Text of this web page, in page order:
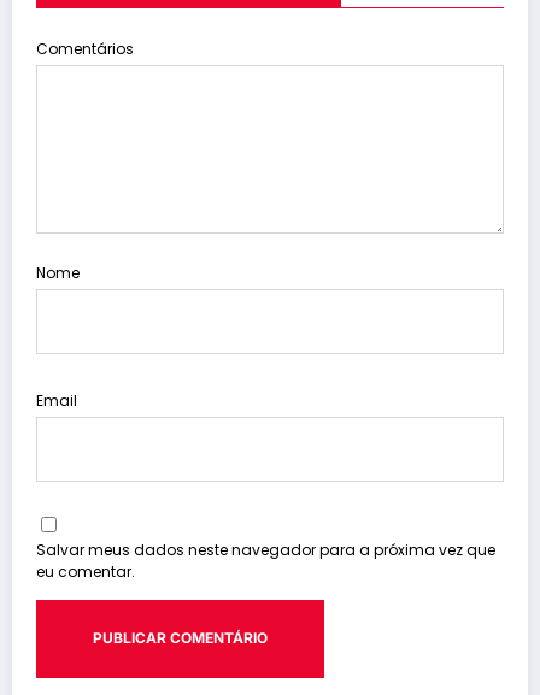
Comentários
Nome
Email
Salvar meus dados neste navegador para a próxima vez que
eu comentar.